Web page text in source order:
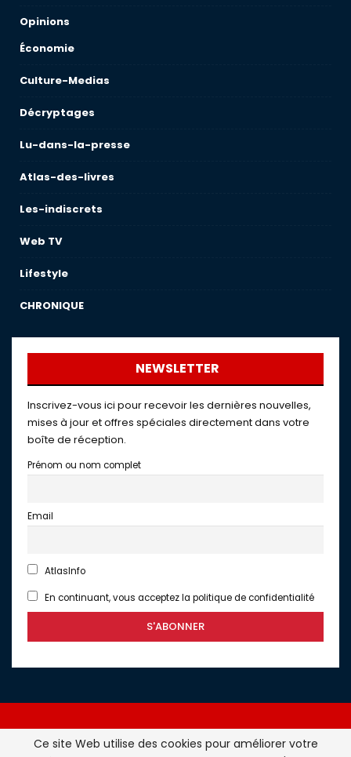
Opinions
Économie
Culture-Medias
Décryptages
Lu-dans-la-presse
Atlas-des-livres
Les-indiscrets
Web TV
Lifestyle
CHRONIQUE
NEWSLETTER
Inscrivez-vous ici pour recevoir les dernières nouvelles,
mises à jour et offres spéciales directement dans votre
boîte de réception.
Prénom ou nom complet
Email
AtlasInfo
En continuant, vous acceptez la politique de confidentialité
Ce site Web utilise des cookies pour améliorer votre